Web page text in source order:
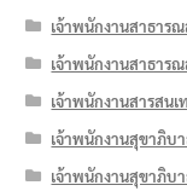
เจ้าพนักงานสาธาร
เจ้าพนักงานสาธาร
เจ้าพนักงานสารสนเ
เจ้าพนักงานสุขาภิบ
เจ้าพนักงานสุขาภิบ